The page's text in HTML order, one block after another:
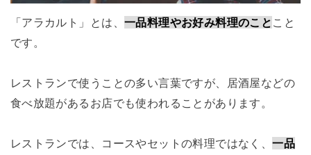
「アラカルト」とは、 一品料理やお好み料理のこと こと
です。
レストランで使うことの多い言葉ですが、居酒屋などの
食べ放題があるお店でも使われることがあります。
レストランでは、コースやセットの料理ではなく、一品